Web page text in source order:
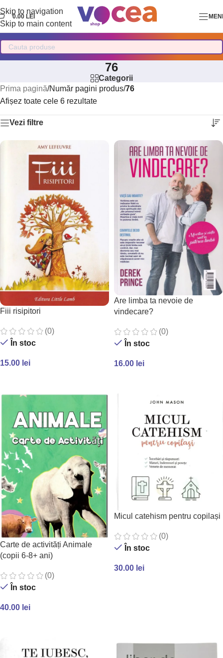
Skip to navigation
Skip to main content
0.00 LEI
76
Categorii
Prima pagină/Număr pagini produs/76
Afișez toate cele 6 rezultate
Vezi filtre
Fiii risipitori
(0)
În stoc
15.00 lei
Are limba ta nevoie de
vindecare?
(0)
În stoc
16.00 lei
Carte de activități Animale
(copii 6-8+ ani)
(0)
În stoc
40.00 lei
Micul catehism pentru copilași
(0)
În stoc
30.00 lei